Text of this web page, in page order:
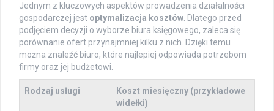
Jednym z kluczowych aspektów prowadzenia działalności
gospodarczej jest optymalizacja kosztów. Dlatego przed
podjęciem decyzji o wyborze biura księgowego, zaleca się
porównanie ofert przynajmniej kilku z nich. Dzięki temu
można znaleźć biuro, które najlepiej odpowiada potrzebom
firmy oraz jej budżetowi.
Rodzaj usługi
Koszt miesięczny (przykładowe
widełki)